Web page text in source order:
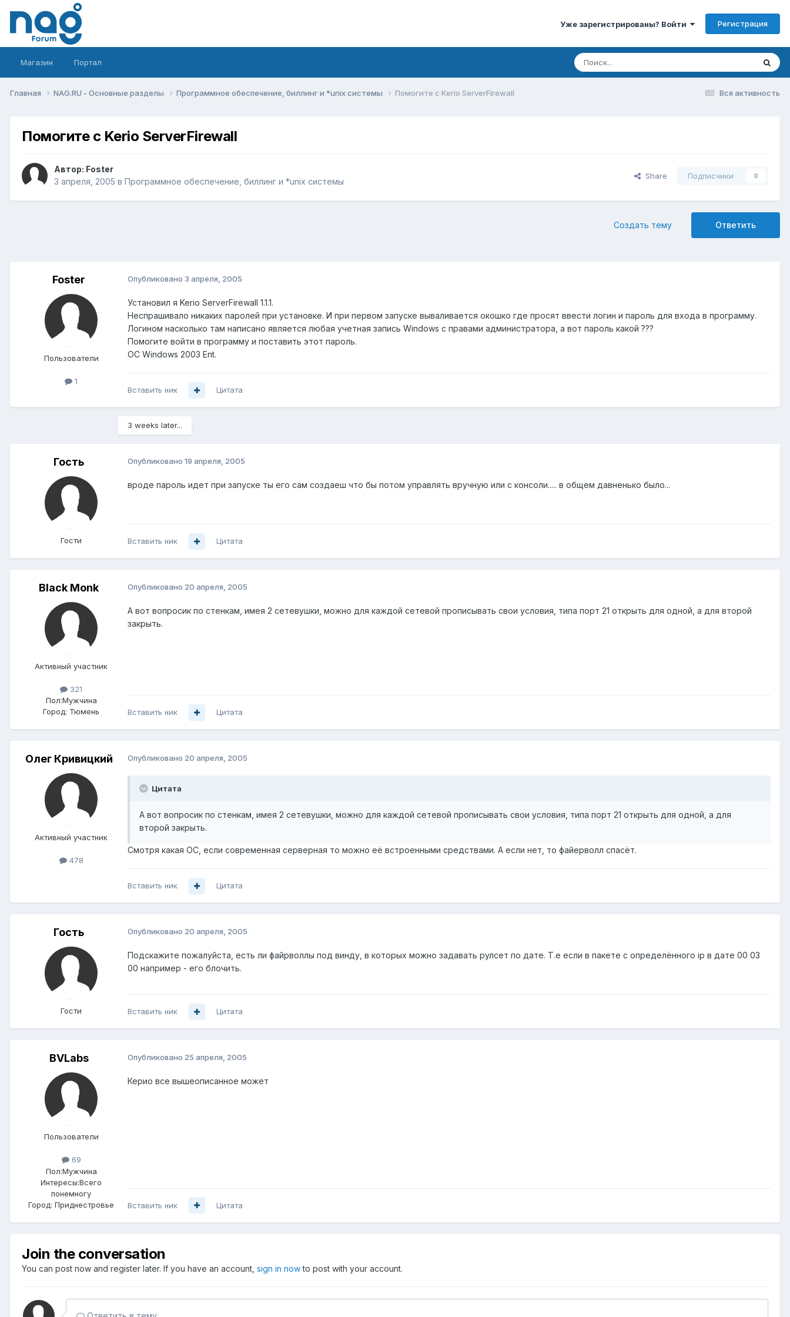
Уже зарегистрированы? Войти Регистрация
Магазин Портал
Вся активность
Главная NAG.RU - Основные разделы Программное обеспечение, биллинг и *unix системы Помогите с Kerio ServerFirewall
Помогите с Kerio ServerFirewall
Автор: Foster
3 апреля, 2005 в Программное обеспечение, биллинг и *unix системы
Share Подписчики 0
Ответить
Создать тему
Foster
Пользователи
1
Опубликовано 3 апреля, 2005
Установил я Kerio ServerFirewall 1.1.1.
Неспрашивало никаких паролей при установке. И при первом запуске вываливается окошко где просят ввести логин и пароль для входа в программу.
Логином насколько там написано является любая учетная запись Windows с правами администратора, а вот пароль какой ???
Помогите войти в программу и поставить этот пароль.
ОС Windows 2003 Ent.
Вставить ник Цитата
3 weeks later...
Гость
Гости
Опубликовано 19 апреля, 2005
вроде пароль идет при запуске ты его сам создаеш что бы потом управлять вручную или с консоли..... в общем давненько было...
Вставить ник Цитата
Black Monk
Активный участник
321
Пол:Мужчина
Город: Тюмень
Опубликовано 20 апреля, 2005
А вот вопросик по стенкам, имея 2 сетевушки, можно для каждой сетевой прописывать свои условия, типа порт 21 открыть для одной, а для второй
закрыть.
Вставить ник Цитата
Олег Кривицкий
Активный участник
478
Опубликовано 20 апреля, 2005
Цитата
А вот вопросик по стенкам, имея 2 сетевушки, можно для каждой сетевой прописывать свои условия, типа порт 21 открыть для одной, а для
второй закрыть.
Смотря какая ОС, если современная серверная то можно её встроенными средствами. А если нет, то файерволл спасёт.
Вставить ник Цитата
Гость
Гости
Опубликовано 20 апреля, 2005
Подскажите пожалуйста, есть ли файрволлы под винду, в которых можно задавать рулсет по дате. Т.е если в пакете с определённого ip в дате 00 03
00 например - его блочить.
Вставить ник Цитата
BVLabs
Пользователи
69
Пол:Мужчина
Интересы:Всего
понемногу
Город: Приднестровье
Опубликовано 25 апреля, 2005
Керио все вышеописанное может
Вставить ник Цитата
Join the conversation
You can post now and register later. If you have an account, sign in nowto post with your account.